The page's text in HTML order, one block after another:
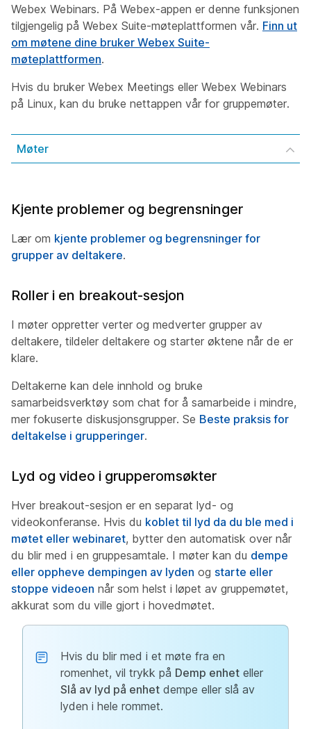
Webex Webinars. På Webex-appen er denne funksjonen
tilgjengelig på Webex Suite-møteplattformen vår. Finn ut
om møtene dine bruker Webex Suite-
møteplattformen.
Hvis du bruker Webex Meetings eller Webex Webinars
på Linux, kan du bruke nettappen vår for gruppemøter.
Møter
Kjente problemer og begrensninger
Lær om kjente problemer og begrensninger for
grupper av deltakere.
Roller i en breakout-sesjon
I møter oppretter verter og medverter grupper av
deltakere, tildeler deltakere og starter øktene når de er
klare.
Deltakerne kan dele innhold og bruke
samarbeidsverktøy som chat for å samarbeide i mindre,
mer fokuserte diskusjonsgrupper. Se Beste praksis for
deltakelse i grupperinger.
Lyd og video i grupperomsøkter
Hver breakout-sesjon er en separat lyd- og
videokonferanse. Hvis du koblet til lyd da du ble med i
møtet eller webinaret, bytter den automatisk over når
du blir med i en gruppesamtale. I møter kan du dempe
eller oppheve dempingen av lyden og starte eller
stoppe videoen når som helst i løpet av gruppemøtet,
akkurat som du ville gjort i hovedmøtet.
Hvis du blir med i et møte fra en
romenhet, vil trykk på Demp enhet eller
Slå av lyd på enhet dempe eller slå av
lyden i hele rommet.